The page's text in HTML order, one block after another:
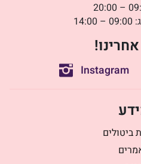
Instagram
ביטולים